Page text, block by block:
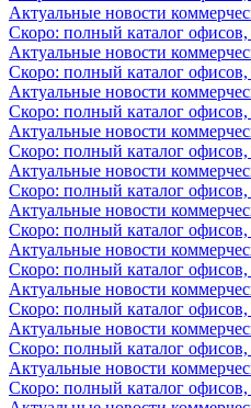
Актуальные новости
Скоро: полный каталог
Актуальные новости
Скоро: полный каталог
Актуальные новости
Скоро: полный каталог
Актуальные новости
Скоро: полный каталог
Актуальные новости
Скоро: полный каталог
Актуальные новости
Скоро: полный каталог
Актуальные новости
Скоро: полный каталог
Актуальные новости
Скоро: полный каталог
Актуальные новости
Скоро: полный каталог
Актуальные новости
Скоро: полный каталог